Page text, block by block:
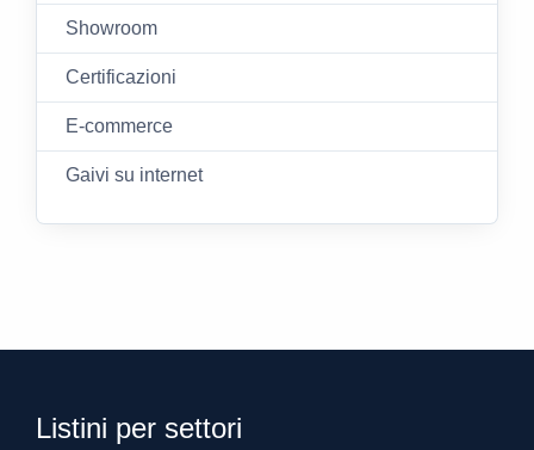
Showroom
Certificazioni
E-commerce
Gaivi su internet
Listini per settori